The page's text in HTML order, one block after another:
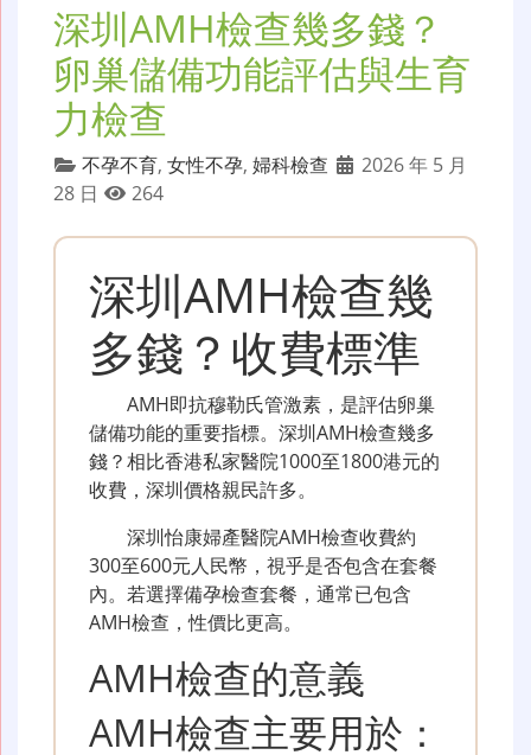
深圳AMH檢查幾多錢？
卵巢儲備功能評估與生育
力檢查
不孕不育, 女性不孕, 婦科檢查
2026 年 5 月
28 日
264
深圳AMH檢查幾
多錢？收費標準
AMH即抗穆勒氏管激素，是評估卵巢
儲備功能的重要指標。深圳AMH檢查幾多
錢？相比香港私家醫院1000至1800港元的
收費，深圳價格親民許多。
深圳怡康婦產醫院AMH檢查收費約
300至600元人民幣，視乎是否包含在套餐
內。若選擇備孕檢查套餐，通常已包含
AMH檢查，性價比更高。
AMH檢查的意義
AMH檢查主要用於：